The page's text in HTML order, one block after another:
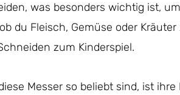
was besonders wichtig ist,
du Fleisch, Gemüse oder
zum Kinderspiel.
Messer so beliebt sind, ist